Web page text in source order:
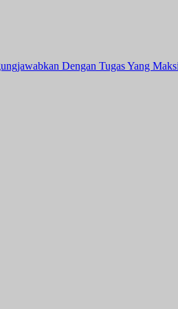
Dengan Tugas Yang